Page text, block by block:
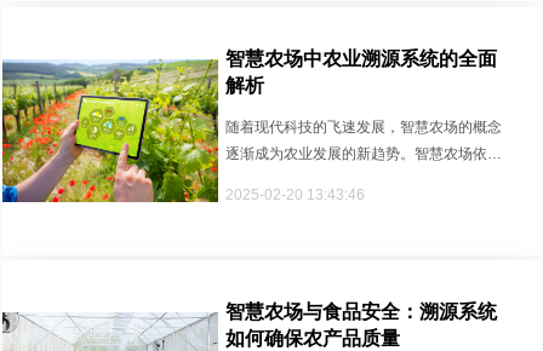
智慧农场中农业溯源系统的全面
解析
随着现代科技的飞速发展，智慧农场的概念
逐渐成为农业发展的新趋势。智慧农场依托
2025-02-20 13:43:46
智慧农场与食品安全：溯源系统
如何确保农产品质量